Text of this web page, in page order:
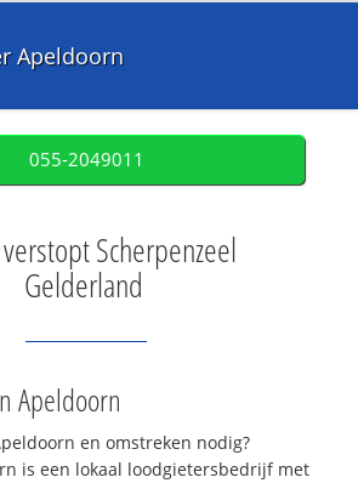
Apeldoorn
055-2049011
Scherpenzeel
Gelderland
Apeldoorn
en omstreken nodig?
is een lokaal loodgietersbedrijf met